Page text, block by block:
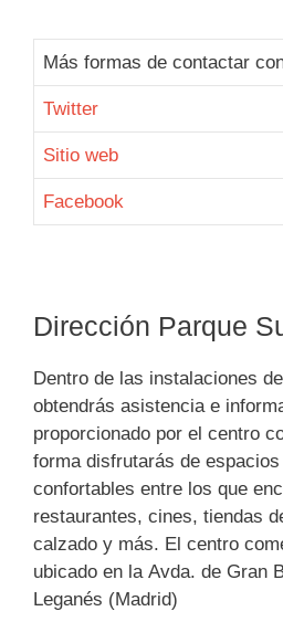
Más formas de contactar
Twitter
Sitio web
Facebook
Dirección Parque
Dentro de las instalaciones
obtendrás asistencia e
proporcionado por el centro
forma disfrutarás de
confortables entre los que
restaurantes, cines, tiendas
calzado y más. El centro
ubicado en la Avda. de Gran
Leganés (Madrid)